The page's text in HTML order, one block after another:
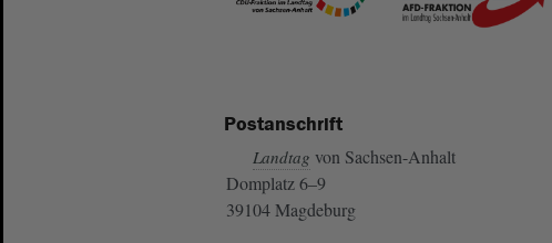
Postanschrift
Landtag von Sachsen-Anhalt
Domplatz 6–9
39104 Magdeburg